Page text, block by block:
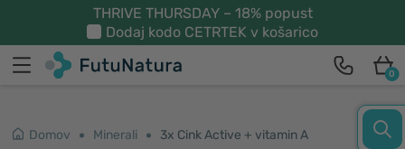
THRIVE THURSDAY – 18% popust
Dodaj kodo CETRTEK v košarico
0
Domov Minerali 3x Cink Active + vitamin A